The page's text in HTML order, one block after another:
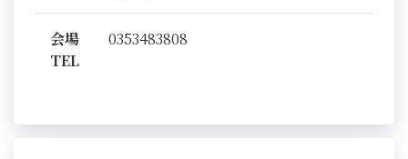
会場
TEL
0353483808